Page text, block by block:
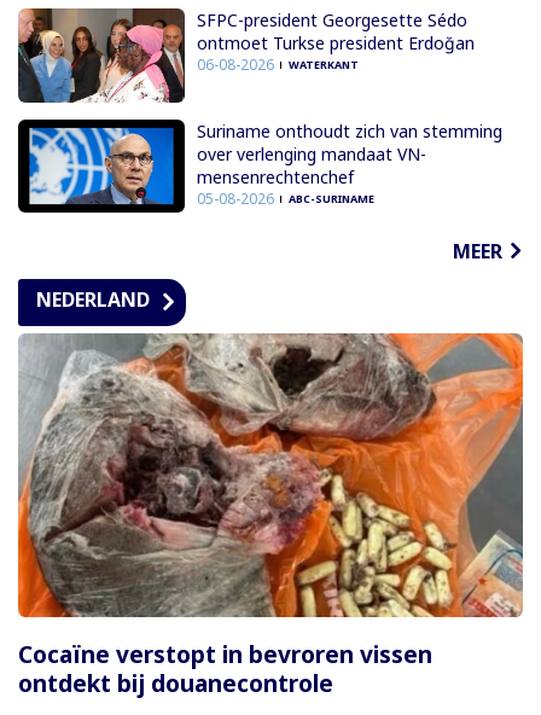
SFPC-president Georgesette Sédo
ontmoet Turkse president Erdoğan
06-08-2026 WATERKANT
Suriname onthoudt zich van stemming
over verlenging mandaat VN-
mensenrechtenchef
05-08-2026 ABC-SURINAME
MEER
NEDERLAND
Cocaïne verstopt in bevroren vissen
ontdekt bij douanecontrole